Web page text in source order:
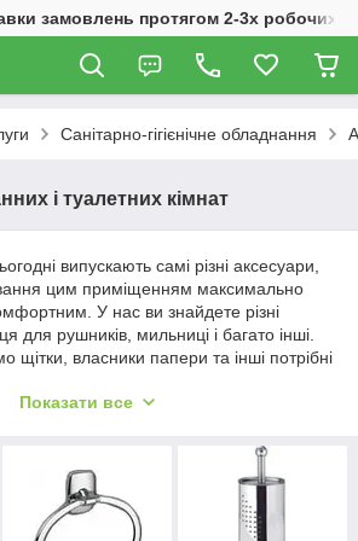
замовлень протягом 2-3х робочих
Санітарно-гігієнічне обладнання
і туалетних кімнат
випускають самі різні аксесуари,
цим приміщенням максимально
У нас ви знайдете різні
для рушників, мильниці і багато інші.
щітки, власники папери та інші потрібні
гачки для ванних
Показати все